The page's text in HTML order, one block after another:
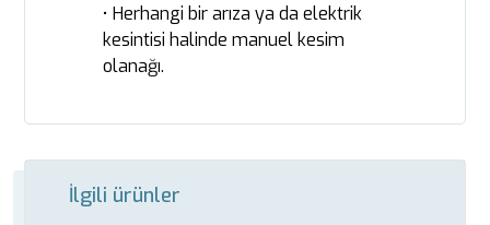
• Herhangi bir arıza ya da elektrik
kesintisi halinde manuel kesim
olanağı.
İlgili ürünler